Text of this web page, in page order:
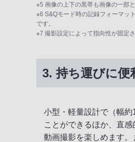
※5 画像の上下の黒帯も画像の一部
※6 S&Qモード時の記録フォーマッ
です。
※7 撮影設定によって指向性が固定
3. 持ち運びに便
小型・軽量設計で（幅
ことができるほか、直
動画撮影を楽しめます